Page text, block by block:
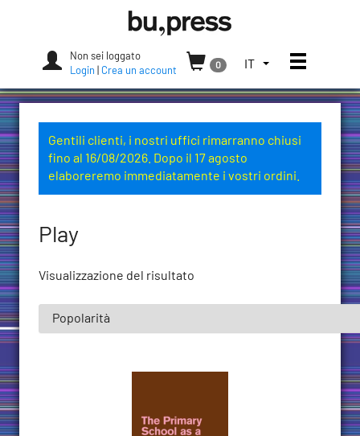
Press
Non sei loggato
Login
Crea un account
0
SELEZIONA
LINGUA.
ATTUALE:
(ITALIA)
IT Apri/
Gentili clienti, i nostri uffici rimarranno chiusi
fino al 16/08/2026. Dopo il 17 agosto
elaboreremo immediatamente i vostri ordini.
Play
Visualizzazione del risultato